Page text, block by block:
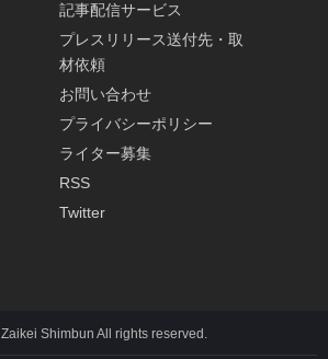
記事配信サービス
プレスリリース送付先・取
材依頼
お問い合わせ
プライバシーポリシー
ライター募集
RSS
Twitter
Shimbun All rights reserved.